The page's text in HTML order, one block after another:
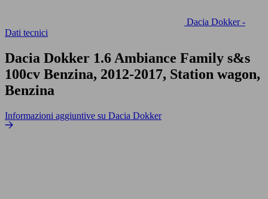
Dacia Dokker -
Dati tecnici
Dacia Dokker 1.6 Ambiance Family s&s
100cv Benzina, 2012-2017, Station wagon,
Benzina
Informazioni aggiuntive su Dacia Dokker